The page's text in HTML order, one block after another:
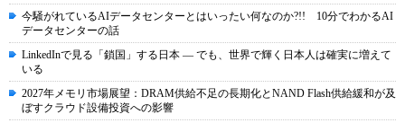
今騒がれているAIデータセンターとはいったい何なのか?!! 10分でわかるAI
データセンターの話
LinkedInで見る「鎖国」する日本 ― でも、世界で輝く日本人は確実に増えて
いる
2027年メモリ市場展望：DRAM供給不足の長期化とNAND Flash供給緩和が及
ぼすクラウド設備投資への影響